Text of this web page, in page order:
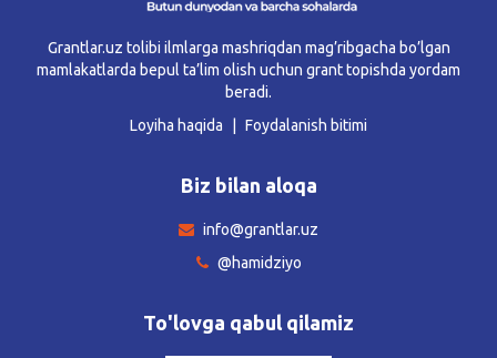
Grantlar.uz tolibi ilmlarga mashriqdan mag’ribgacha bo’lgan
mamlakatlarda bepul ta’lim olish uchun grant topishda yordam
beradi.
Loyiha haqida
Foydalanish bitimi
Biz bilan aloqa
info@grantlar.uz
@hamidziyo
To'lovga qabul qilamiz